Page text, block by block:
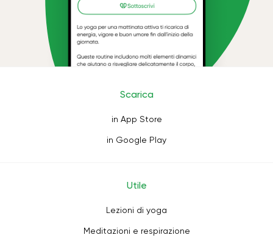
Scarica
in App Store
in Google Play
Utile
Lezioni di yoga
Meditazioni e respirazione